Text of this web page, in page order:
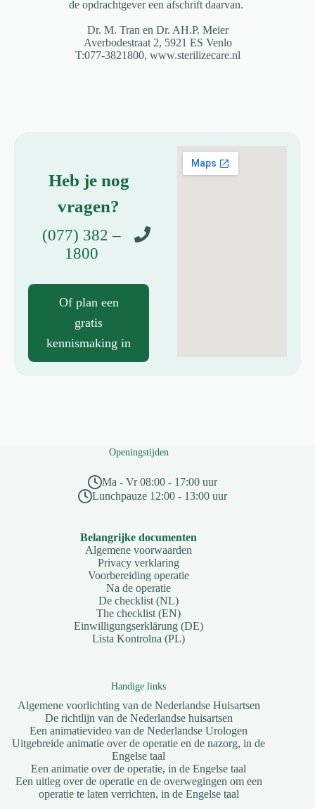
de opdrachtgever een afschrift daarvan.
Dr. M. Tran en Dr. AH.P. Meier
Averbodestraat 2, 5921 ES Venlo
T:077-3821800, www.sterilizecare.nl
Heb je nog
vragen?
(077) 382 –
1800
Of plan een
gratis
kennismaking in
Openingstijden
Ma - Vr 08:00 - 17:00 uur
Lunchpauze 12:00 - 13:00 uur
Belangrijke documenten
Algemene voorwaarden
Privacy verklaring
Voorbereiding operatie
Na de operatie
De checklist (NL)
The checklist (EN)
Einwilligungserklärung (DE)
Lista Kontrolna (PL)
Handige links
Algemene voorlichting van de Nederlandse Huisartsen
De richtlijn van de Nederlandse huisartsen
Een animatievideo van de Nederlandse Urologen
Uitgebreide animatie over de operatie en de nazorg, in de
Engelse taal
Een animatie over de operatie, in de Engelse taal
Een uitleg over de operatie en de overwegingen om een
operatie te laten verrichten, in de Engelse taal